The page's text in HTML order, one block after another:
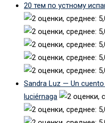
20 тем по устному
Sandra Luz — Un
luciérnaga